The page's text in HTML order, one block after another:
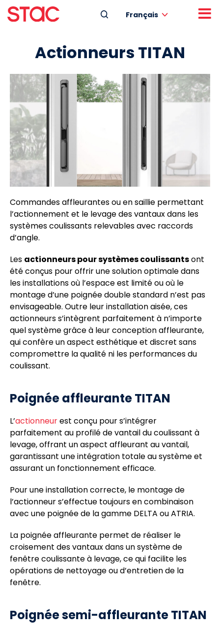
Français
Actionneurs TITAN
Commandes affleurantes ou en saillie permettant
l’actionnement et le levage des vantaux dans les
systèmes coulissants relevables avec raccords
d’angle.
Les actionneurs pour systèmes coulissantsont
été conçus pour offrir une solution optimale dans
les installations où l’espace est limité ou où le
montage d’une poignée double standard n’est pas
envisageable. Outre leur installation aisée, ces
actionneurs s’intègrent parfaitement à n’importe
quel système grâce à leur conception affleurante,
qui confère un aspect esthétique et discret sans
compromettre la qualité ni les performances du
coulissant.
Poignée affleurante TITAN
L’actionneurest conçu pour s’intégrer
parfaitement au profilé de vantail du coulissant à
levage, offrant un aspect affleurant au vantail,
garantissant une intégration totale au système et
assurant un fonctionnement efficace.
Pour une installation correcte, le montage de
l’actionneur s’effectue toujours en combinaison
avec une poignée de la gamme DELTA ou ATRIA.
La poignée affleurante permet de réaliser le
croisement des vantaux dans un système de
fenêtre coulissante à levage, ce qui facilite les
opérations de nettoyage ou d’entretien de la
fenêtre.
Poignée semi-affleurante TITAN